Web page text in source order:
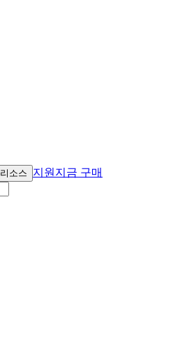
리소스 지원 지금 구매